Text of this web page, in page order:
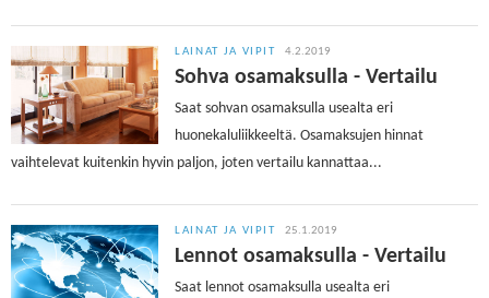
LAINAT JA VIPIT 4.2.2019
Sohva osamaksulla - Vertailu
Saat sohvan osamaksulla usealta eri
huonekaluliikkeeltä. Osamaksujen hinnat
vaihtelevat kuitenkin hyvin paljon, joten vertailu kannattaa...
LAINAT JA VIPIT 25.1.2019
Lennot osamaksulla - Vertailu
Saat lennot osamaksulla usealta eri